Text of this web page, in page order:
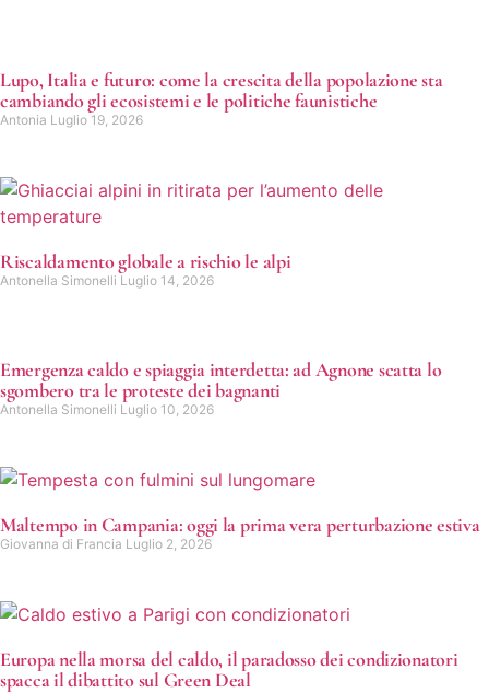
Lupo, Italia e futuro: come la crescita della popolazione sta
cambiando gli ecosistemi e le politiche faunistiche
Antonia Luglio 19, 2026
Riscaldamento globale a rischio le alpi
Antonella Simonelli Luglio 14, 2026
Emergenza caldo e spiaggia interdetta: ad Agnone scatta lo
sgombero tra le proteste dei bagnanti
Antonella Simonelli Luglio 10, 2026
Maltempo in Campania: oggi la prima vera perturbazione estiva
Giovanna di Francia Luglio 2, 2026
Europa nella morsa del caldo, il paradosso dei condizionatori
spacca il dibattito sul Green Deal